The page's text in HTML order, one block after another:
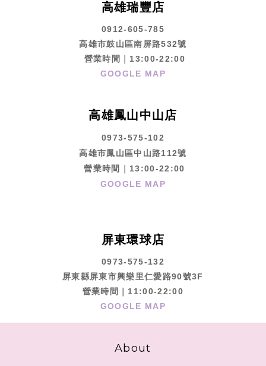
高雄瑞豐店
0912-605-785
高雄市鼓山區南屏路532號
營業時間｜13:00-22:00
GOOGLE MAP
高雄鳳山中山店
0973-575-102
高雄市鳳山區中山路112號
營業時間｜13:00-22:00
GOOGLE MAP
屏東環球店
0973-575-132
屏東縣屏東市興樂里仁愛路90號3F
營業時間｜11:00-22:00
GOOGLE MAP
About